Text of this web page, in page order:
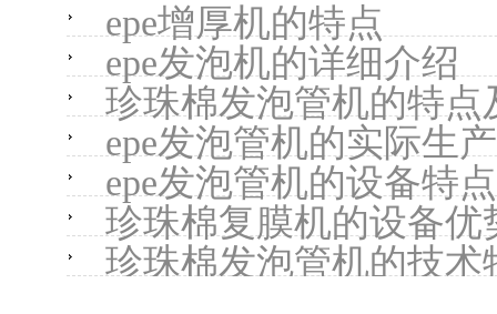
epe增厚机的特点
epe发泡机的详细介绍
珍珠棉发泡管机的特点
epe发泡管机的实际生
epe发泡管机的设备特点
珍珠棉复膜机的设备优
珍珠棉发泡管机的技术